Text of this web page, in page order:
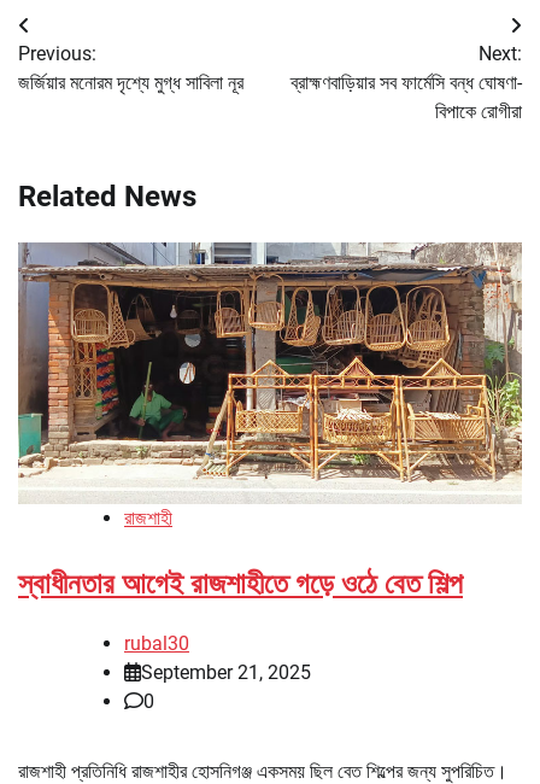
Post
navigation
Previous:
জর্জিয়ার মনোরম দৃশ্যে মুগ্ধ সাবিলা নূর
Next:
ব্রাহ্মণবাড়িয়ার সব ফার্মেসি বন্ধ ঘোষণা-
বিপাকে রোগীরা
Related News
রাজশাহী
স্বাধীনতার আগেই রাজশাহীতে গড়ে ওঠে বেত শিল্প
rubal30
September 21, 2025
0
রাজশাহী প্রতিনিধি রাজশাহীর হোসনিগঞ্জ একসময় ছিল বেত শিল্পের জন্য সুপরিচিত।